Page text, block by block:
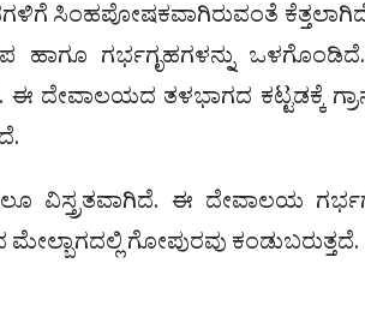
ಸಿಂಹಪೋಷಕವಾಗಿರುವಂತೆ
ಗರ್ಭಗೃಹಗಳನ್ನು
ಈ ದೇವಾಲಯದ ತಳಭಾಗದ ಕಟ್ಟಡಕ್ಕೆ
ವಿಸ್ತ್ರತವಾಗಿದೆ. ಈ ದೇವಾಲಯ
ಗೋಪುರವು ಕಂಡುಬರುತ್ತದೆ.